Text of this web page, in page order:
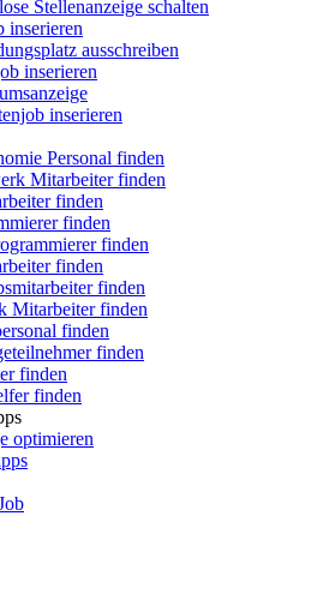
Stellenanzeige schalten
inserieren
ausschreiben
inserieren
inserieren
Personal finden
Mitarbeiter finden
finden
finden
finden
finden
finden
Mitarbeiter finden
finden
finden
finden
finden
optimieren